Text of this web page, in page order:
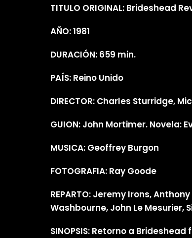
TITULO ORIGINAL: Brideshead
AÑO: 1981
DURACIÓN: 659 min.
PAÍS: Reino Unido
DIRECTOR: Charles Sturridge,
GUION: John Mortimer. Novela:
MUSICA: Geoffrey Burgon
FOTOGRAFIA: Ray Goode
REPARTO: Jeremy Irons,
Washbourne, John Le Mesurier,
SINOPSIS: Retorno a